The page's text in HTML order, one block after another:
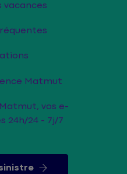
vacances
Matmut
vos e-
24h/24 - 7j/7